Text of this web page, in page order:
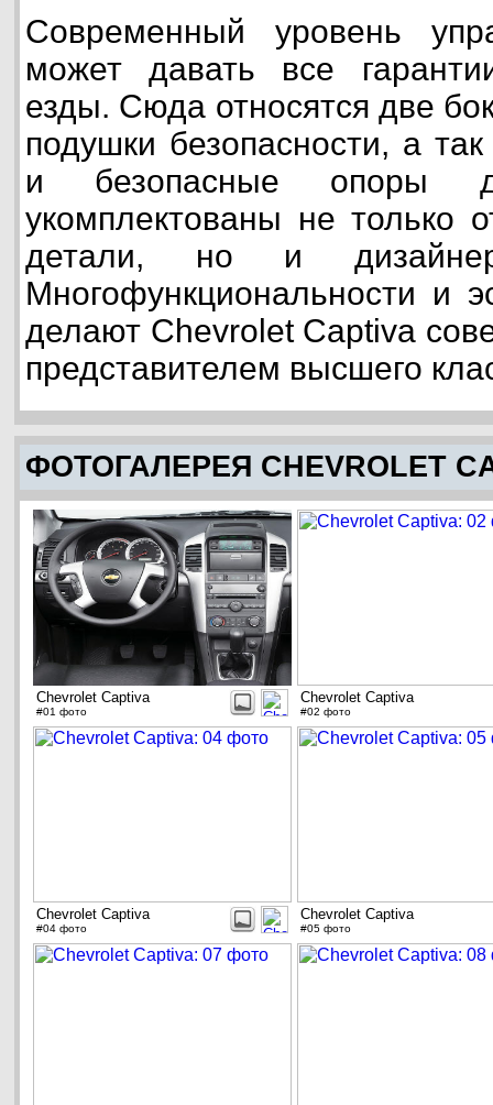
Современный уровень
может давать все
езды. Сюда относятся две
подушки безопасности, а
и безопасные опоры
укомплектованы не только
детали, но и
Многофункциональности и
делают Chevrolet Captiva
представителем высшего
ФОТОГАЛЕРЕЯ CHEVROLET
Chevrolet Captiva
#01 фото
Chevrolet Captiva
#02 фото
Chevrolet Captiva
#04 фото
Chevrolet Captiva
#05 фото